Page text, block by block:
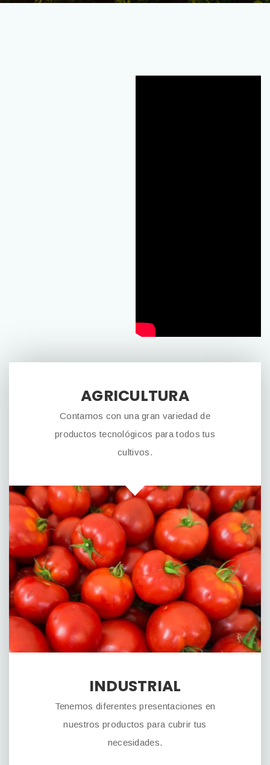
AGRICULTURA
Contamos con una gran variedad de
productos tecnológicos para todos tus
cultivos.
INDUSTRIAL
Tenemos diferentes presentaciones en
nuestros productos para cubrir tus
necesidades.